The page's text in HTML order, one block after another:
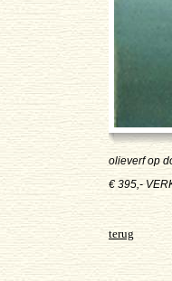
olieverf op
€ 395,-
terug